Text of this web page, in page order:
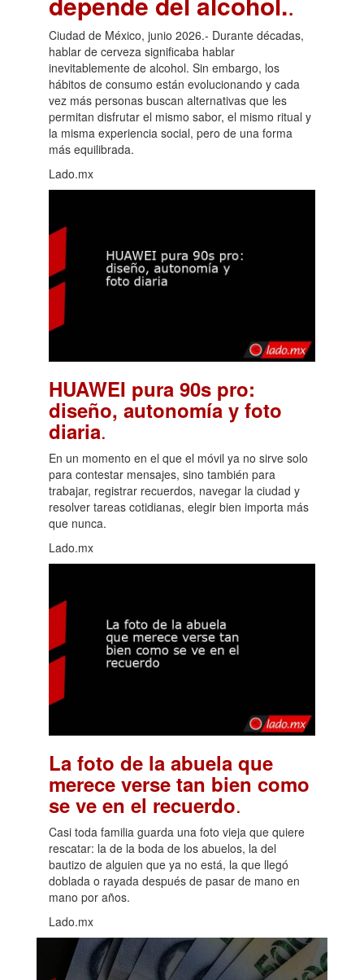
Ciudad de México, junio 2026.- Durante décadas,
hablar de cerveza significaba hablar
inevitablemente de alcohol. Sin embargo, los
hábitos de consumo están evolucionando y cada
vez más personas buscan alternativas que les
permitan disfrutar el mismo sabor, el mismo ritual y
la misma experiencia social, pero de una forma
más equilibrada.
Lado.mx
HUAWEI pura 90s pro:
diseño, autonomía y foto
diaria.
En un momento en el que el móvil ya no sirve solo
para contestar mensajes, sino también para
trabajar, registrar recuerdos, navegar la ciudad y
resolver tareas cotidianas, elegir bien importa más
que nunca.
Lado.mx
La foto de la abuela que
merece verse tan bien como
se ve en el recuerdo.
Casi toda familia guarda una foto vieja que quiere
rescatar: la de la boda de los abuelos, la del
bautizo de alguien que ya no está, la que llegó
doblada o rayada después de pasar de mano en
mano por años.
Lado.mx